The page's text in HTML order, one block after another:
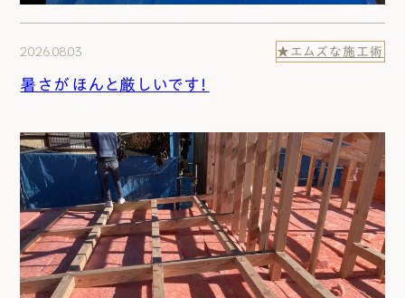
2026.08.03 ★エムズな施工術
暑さがほんと厳しいです！